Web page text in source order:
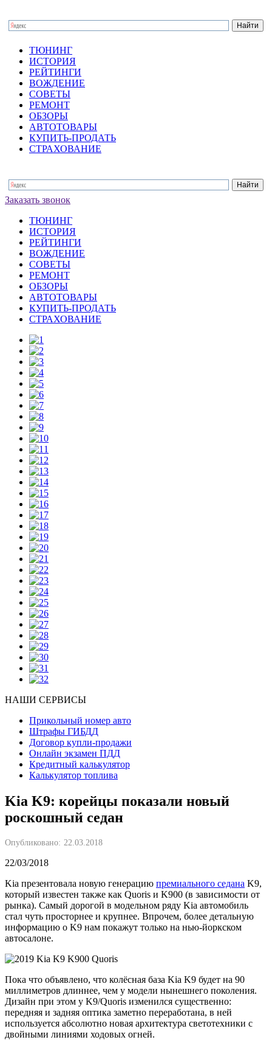
ТЮНИНГ
ИСТОРИЯ
РЕЙТИНГИ
ВОЖДЕНИЕ
СОВЕТЫ
РЕМОНТ
ОБЗОРЫ
АВТОТОВАРЫ
КУПИТЬ-ПРОДАТЬ
СТРАХОВАНИЕ
Заказать звонок
ТЮНИНГ
ИСТОРИЯ
РЕЙТИНГИ
ВОЖДЕНИЕ
СОВЕТЫ
РЕМОНТ
ОБЗОРЫ
АВТОТОВАРЫ
КУПИТЬ-ПРОДАТЬ
СТРАХОВАНИЕ
НАШИ СЕРВИСЫ
Прикольный номер авто
Штрафы ГИБДД
Договор купли-продажи
Онлайн экзамен ПДД
Кредитный калькулятор
Калькулятор топлива
Kia K9: корейцы показали новый
роскошный седан
Опубликовано: 22.03.2018
22/03/2018
Kia презентовала новую генерацию премиального седана K9,
который известен также как Quoris и K900 (в зависимости от
рынка). Самый дорогой в модельном ряду Kia автомобиль
стал чуть просторнее и крупнее. Впрочем, более детальную
информацию о K9 нам покажут только на нью-йоркском
автосалоне.
Пока что объявлено, что колёсная база Kia K9 будет на 90
миллиметров длиннее, чем у модели нынешнего поколения.
Дизайн при этом у K9/Quoris изменился существенно:
передняя и задняя оптика заметно переработана, в ней
используется абсолютно новая архитектура светотехники с
двойными линиями ходовых огней.